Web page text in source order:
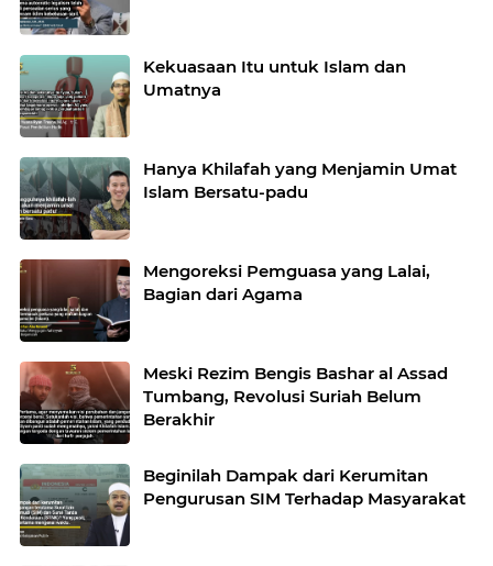
Kekuasaan Itu untuk Islam dan
Umatnya
Hanya Khilafah yang Menjamin Umat
Islam Bersatu-padu
Mengoreksi Pemguasa yang Lalai,
Bagian dari Agama
Meski Rezim Bengis Bashar al Assad
Tumbang, Revolusi Suriah Belum
Berakhir
Beginilah Dampak dari Kerumitan
Pengurusan SIM Terhadap Masyarakat